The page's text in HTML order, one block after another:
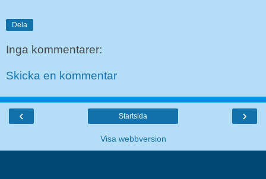
Dela
Inga kommentarer:
Skicka en kommentar
‹ ›
Startsida
Visa webbversion